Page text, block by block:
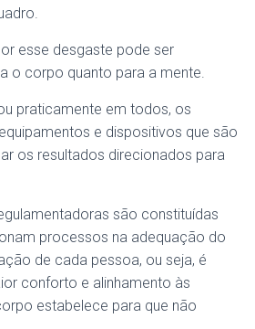
esse desgaste pode ser
o corpo quanto para a mente.
praticamente em todos, os
e dispositivos que são
os resultados direcionados para
são constituídas
processos na adequação do
de cada pessoa, ou seja, é
conforto e alinhamento às
estabelece para que não